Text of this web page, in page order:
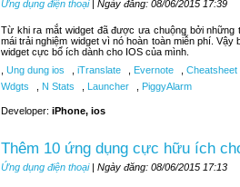
Ứng dụng điện thoại| Ngày đăng: 08/06/2015 17:39
Từ khi ra mắt widget đã được ưa chuộng bởi
mái trải nghiệm widget vì nó hoàn toàn miễn phí.
widget cực bổ ích dành cho IOS của mình.
Ung dung ios iTranslate Evernote
Cheatsheet
Wdgts
N Stats Launcher PiggyAlarm
Developer: iPhone, ios
Thêm 10 ứng dụng cực hữu ích
Ứng dụng điện thoại| Ngày đăng: 08/06/2015 17:13